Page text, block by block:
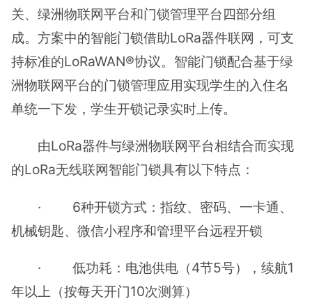
关、绿洲物联网平台和门锁管理平台四部分组
成。方案中的智能门锁借助LoRa器件联网，可支
持标准的LoRaWAN®协议。智能门锁配合基于绿
洲物联网平台的门锁管理应用实现学生的入住名
单统一下发，学生开锁记录实时上传。
由LoRa器件与绿洲物联网平台相结合而实现
的LoRa无线联网智能门锁具有以下特点：
· 6种开锁方式：指纹、密码、一卡通、
机械钥匙、微信小程序和管理平台远程开锁
· 低功耗：电池供电（4节5号），续航1
年以上（按每天开门10次测算）